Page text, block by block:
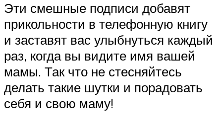
Эти смешные подписи добавят
прикольности в телефонную книгу
и заставят вас улыбнуться каждый
раз, когда вы видите имя вашей
мамы. Так что не стесняйтесь
делать такие шутки и порадовать
себя и свою маму!